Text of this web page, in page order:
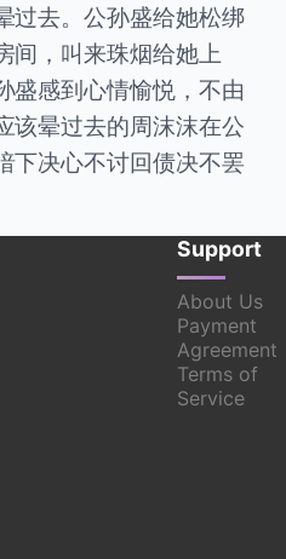
过去。公孙盛给她松绑
间，叫来珠烟给她上
盛感到心情愉悦，不由
该晕过去的周沫沫在公
下决心不讨回债决不罢
Support
About Us
Payment
Agreement
Terms of
Service